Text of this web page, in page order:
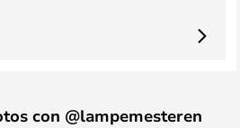
con @lampemesteren